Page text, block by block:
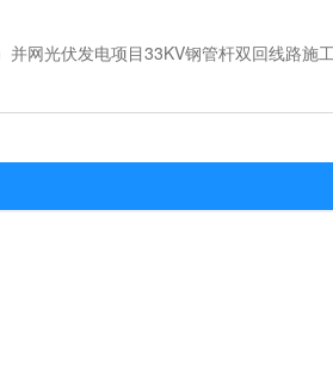
并网光伏发电项目33KV钢管杆双回线路施